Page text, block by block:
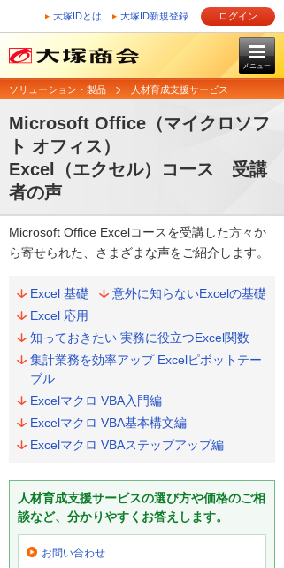
大塚IDとは 大塚ID新規登録 ログイン
メニュー
ソリューション・製品 人材育成支援サービス
Microsoft Office（マイクロソフ
ト オフィス）
Excel（エクセル）コース 受講
者の声
Microsoft Office Excelコースを受講した方々か
ら寄せられた、さまざまな声をご紹介します。
Excel 基礎
意外に知らないExcelの基礎
Excel 応用
知っておきたい 実務に役立つExcel関数
集計業務を効率アップ Excelピボットテー
ブル
Excelマクロ VBA入門編
Excelマクロ VBA基本構文編
Excelマクロ VBAステップアップ編
人材育成支援サービスの選び方や価格のご相
談など、分かりやすくお答えします。
お問い合わせ